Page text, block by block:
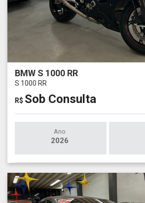
BMW S 1000 RR
S 1000 RR
R$ Sob Consulta
Ano
2026